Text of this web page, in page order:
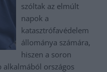
szóltak az elmúlt
napok a
katasztrófavédelem
állománya számára,
hiszen a soron
alkalmából országos